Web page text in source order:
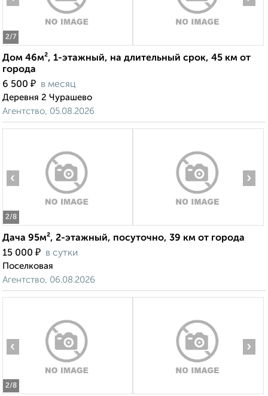
2/7
Дом 46м², 1-этажный, на длительный срок, 45 км от
города
6 500 ₽ в месяц
Деревня 2 Чурашево
Агентство, 05.08.2026
2/8
‹ ›
Дача 95м², 2-этажный, посуточно, 39 км от города
15 000 ₽ в сутки
Поселковая
Агентство, 06.08.2026
2/8
‹ ›